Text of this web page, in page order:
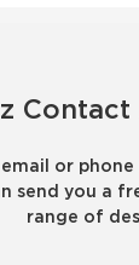
Contact
or
send you a
range of